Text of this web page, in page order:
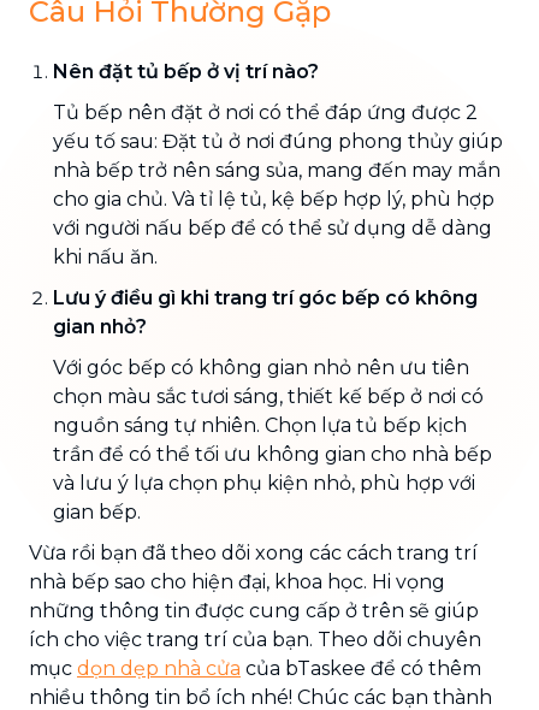
Câu Hỏi Thường Gặp
Nên đặt tủ bếp ở vị trí nào?
Tủ bếp nên đặt ở nơi có thể đáp ứng được 2
yếu tố sau: Đặt tủ ở nơi đúng phong thủy giúp
nhà bếp trở nên sáng sủa, mang đến may mắn
cho gia chủ. Và tỉ lệ tủ, kệ bếp hợp lý, phù hợp
với người nấu bếp để có thể sử dụng dễ dàng
khi nấu ăn.
Lưu ý điều gì khi trang trí góc bếp có không
gian nhỏ?
Với góc bếp có không gian nhỏ nên ưu tiên
chọn màu sắc tươi sáng, thiết kế bếp ở nơi có
nguồn sáng tự nhiên. Chọn lựa tủ bếp kịch
trần để có thể tối ưu không gian cho nhà bếp
và lưu ý lựa chọn phụ kiện nhỏ, phù hợp với
gian bếp.
Vừa rồi bạn đã theo dõi xong các cách trang trí
nhà bếp sao cho hiện đại, khoa học. Hi vọng
những thông tin được cung cấp ở trên sẽ giúp
ích cho việc trang trí của bạn. Theo dõi chuyên
mục dọn dẹp nhà cửa của bTaskee để có thêm
nhiều thông tin bổ ích nhé! Chúc các bạn thành